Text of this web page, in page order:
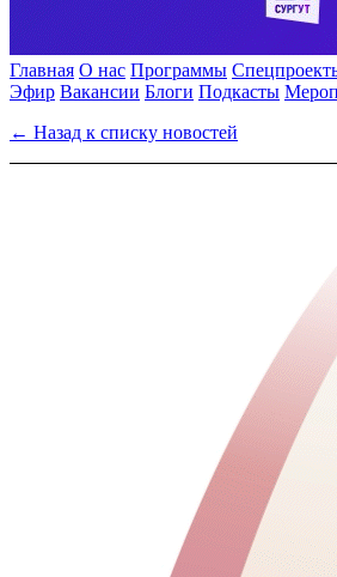
Главная О нас Программы
Эфир Вакансии Блоги Подкасты
← Назад к списку новостей